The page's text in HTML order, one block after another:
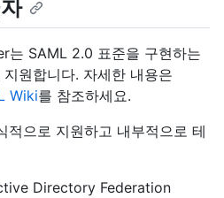
SAML 2.0 표준을 구현하는
원합니다. 자세한 내용은
Wiki를 참조하세요.
으로 지원하고 내부적으로 테
Directory Federation